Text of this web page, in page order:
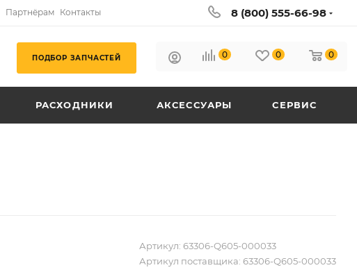
Партнёрам Контакты 8 (800) 555-66-98
ПОДБОР ЗАПЧАСТЕЙ 0 0 0
РАСХОДНИКИ АКСЕССУАРЫ СЕРВИС
Артикул: 63306-Q605-000033
Артикул поставщика: 63306-Q605-000033